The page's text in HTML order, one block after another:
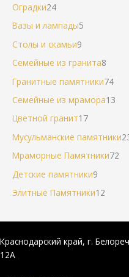
Оградки24
Вазы и лампады5
Столы и скамьи9
Семейные из гранита8
Гранитные памятники74
Семейные из мрамора13
Цветной гранит17
Мусульманские памятники
Мраморные Памятники72
Детские памятники9
Элитные Памятники12
Краснодарский край, г.
12А